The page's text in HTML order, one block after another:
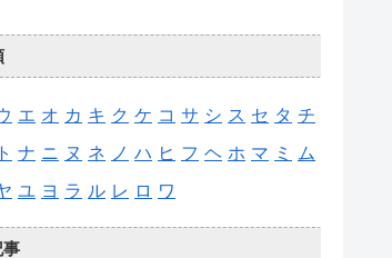
エ オ カ キ ク ケ コ サ シ ス セ タ チ
ト ナ ニ ヌ ネ ノ ハ ヒ フ ヘ ホ マ ミ
ム
ユ ヨ ラ ル レ ロ ワ
事